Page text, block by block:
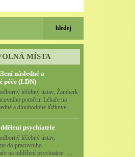
MÍSTA
následné a
péče (LDN)
léčebný ústav, Žamberk
poměru: Lékaře na
a dlouhodobé lůžkové...
psychiatrie
léčebný ústav,
do pracovního
na oddělení psychiatrie ...